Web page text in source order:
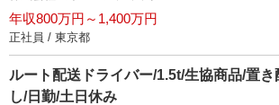
年収800万円～1,400万円
正社員 / 東京都
ルート配送ドライバー/1.5t/生協商品/置
し/日勤/土日休み